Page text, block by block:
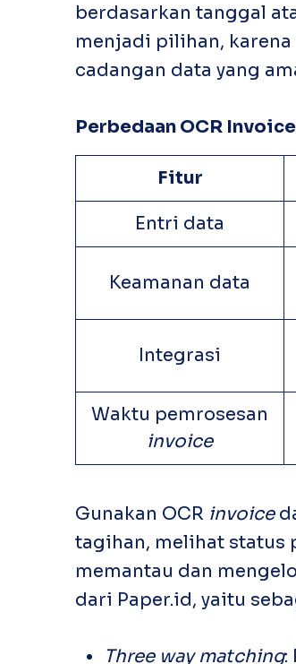
berdasarkan tanggal
menjadi pilihan,
cadangan data yang
Perbedaan OCR Invoice
Fitur
Entri data
Keamanan data
Integrasi
Waktu pemrosesan
invoice
Gunakan OCR invoice
tagihan, melihat status
memantau dan
dari Paper.id, yaitu
Three way matching: